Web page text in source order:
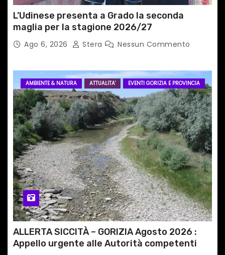
i
L’Udinese presenta a Grado la seconda
maglia per la stagione 2026/27
Ago 6, 2026 Stera Nessun Commento
AMBIENTE & NATURA ATTUALITA' EVENTI GORIZIA E PROVINCIA
ALLERTA SICCITÀ – GORIZIA Agosto 2026 :
Appello urgente alle Autorità competenti